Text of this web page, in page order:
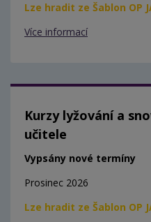
Lze hradit ze Šablon OP
Více informací
Kurzy lyžování a
učitele
Vypsány nové termíny
Prosinec 2026
Lze hradit ze Šablon OP